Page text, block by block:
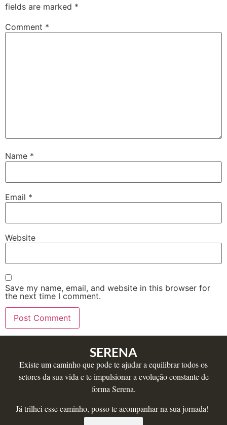
fields are marked *
Comment *
Name *
Email *
Website
Save my name, email, and website in this browser for
the next time I comment.
SERENA
Existe um caminho que pode te ajudar a equilibrar todos os
setores da sua vida e te impulsionar a evolução constante de
forma Serena.
Já trilhei esse caminho, posso te acompanhar na sua jornada!